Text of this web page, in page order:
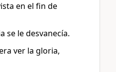
en el fin de
se le desvanecía.
ver la gloria,